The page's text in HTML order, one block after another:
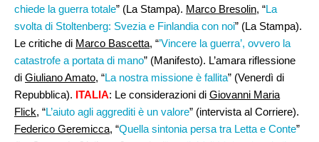
chiede la guerra totale” (La Stampa). Marco Bresolin, “La
svolta di Stoltenberg: Svezia e Finlandia con noi” (La Stampa).
Le critiche di Marco Bascetta, “’Vincere la guerra’, ovvero la
catastrofe a portata di mano” (Manifesto). L’amara riflessione
di Giuliano Amato, “La nostra missione è fallita” (Venerdì di
Repubblica). ITALIA: Le considerazioni di Giovanni Maria
Flick, “L’aiuto agli aggrediti è un valore” (intervista al Corriere).
Federico Geremicca, “Quella sintonia persa tra Letta e Conte”